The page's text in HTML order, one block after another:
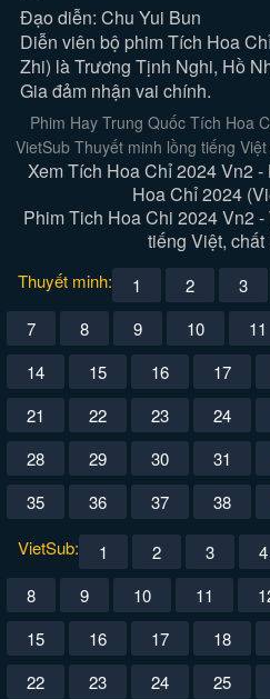
Đạo diễn: Chu Yui Bun
Diễn viên bộ phim Tích Hoa
Zhi) là Trương Tịnh Nghi, Hồ
Gia đảm nhận vai chính.
Phim Hay Trung Quốc Tích Hoa
VietSub Thuyết minh lồng tiếng
Xem Tích Hoa Chỉ 2024 Vn2
Hoa Chỉ 2024
Phim Tich Hoa Chi 2024 Vn2
tiếng Việt,
Thuyết minh: 1 2 3
7
8 9 10 11
14
15 16 17
21
22 23 24
28
29 30 31
35
36 37 38
VietSub:
1 2 3 4
8
9 10 11
15
16 17 18
22
23 24 25